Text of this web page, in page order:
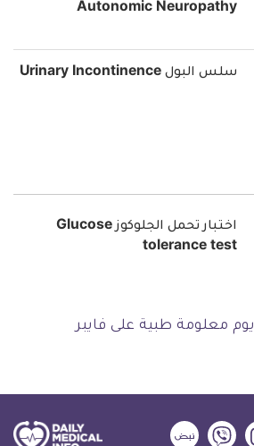
Autonomic Neuropathy
سلس البول Urinary Incontinence
اختبار تحمل الجلوكوز Glucose
tolerance test
ديلي
ديلي
ديلي